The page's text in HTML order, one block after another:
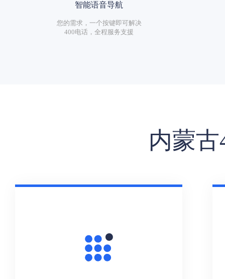
智能语音导航
您的需求，一个按键即可解决
400电话，全程服务支援
内蒙